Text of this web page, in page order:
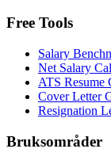
Free Tools
Salary
Net Salary
ATS Resume
Cover Letter
Resignation
Bruksområder